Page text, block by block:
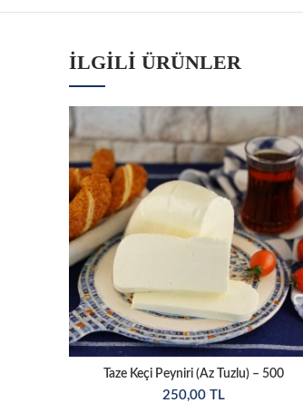
İLGILI ÜRÜNLER
Taze Keçi Peyniri (Az Tuzlu) – 500
250,00TL